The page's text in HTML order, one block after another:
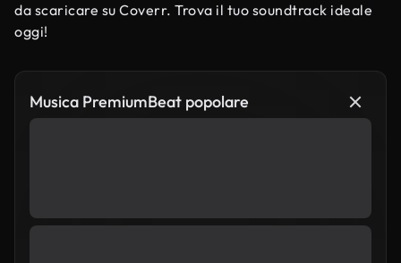
da scaricare su Coverr. Trova il tuo soundtrack ideale
oggi!
Musica PremiumBeat popolare